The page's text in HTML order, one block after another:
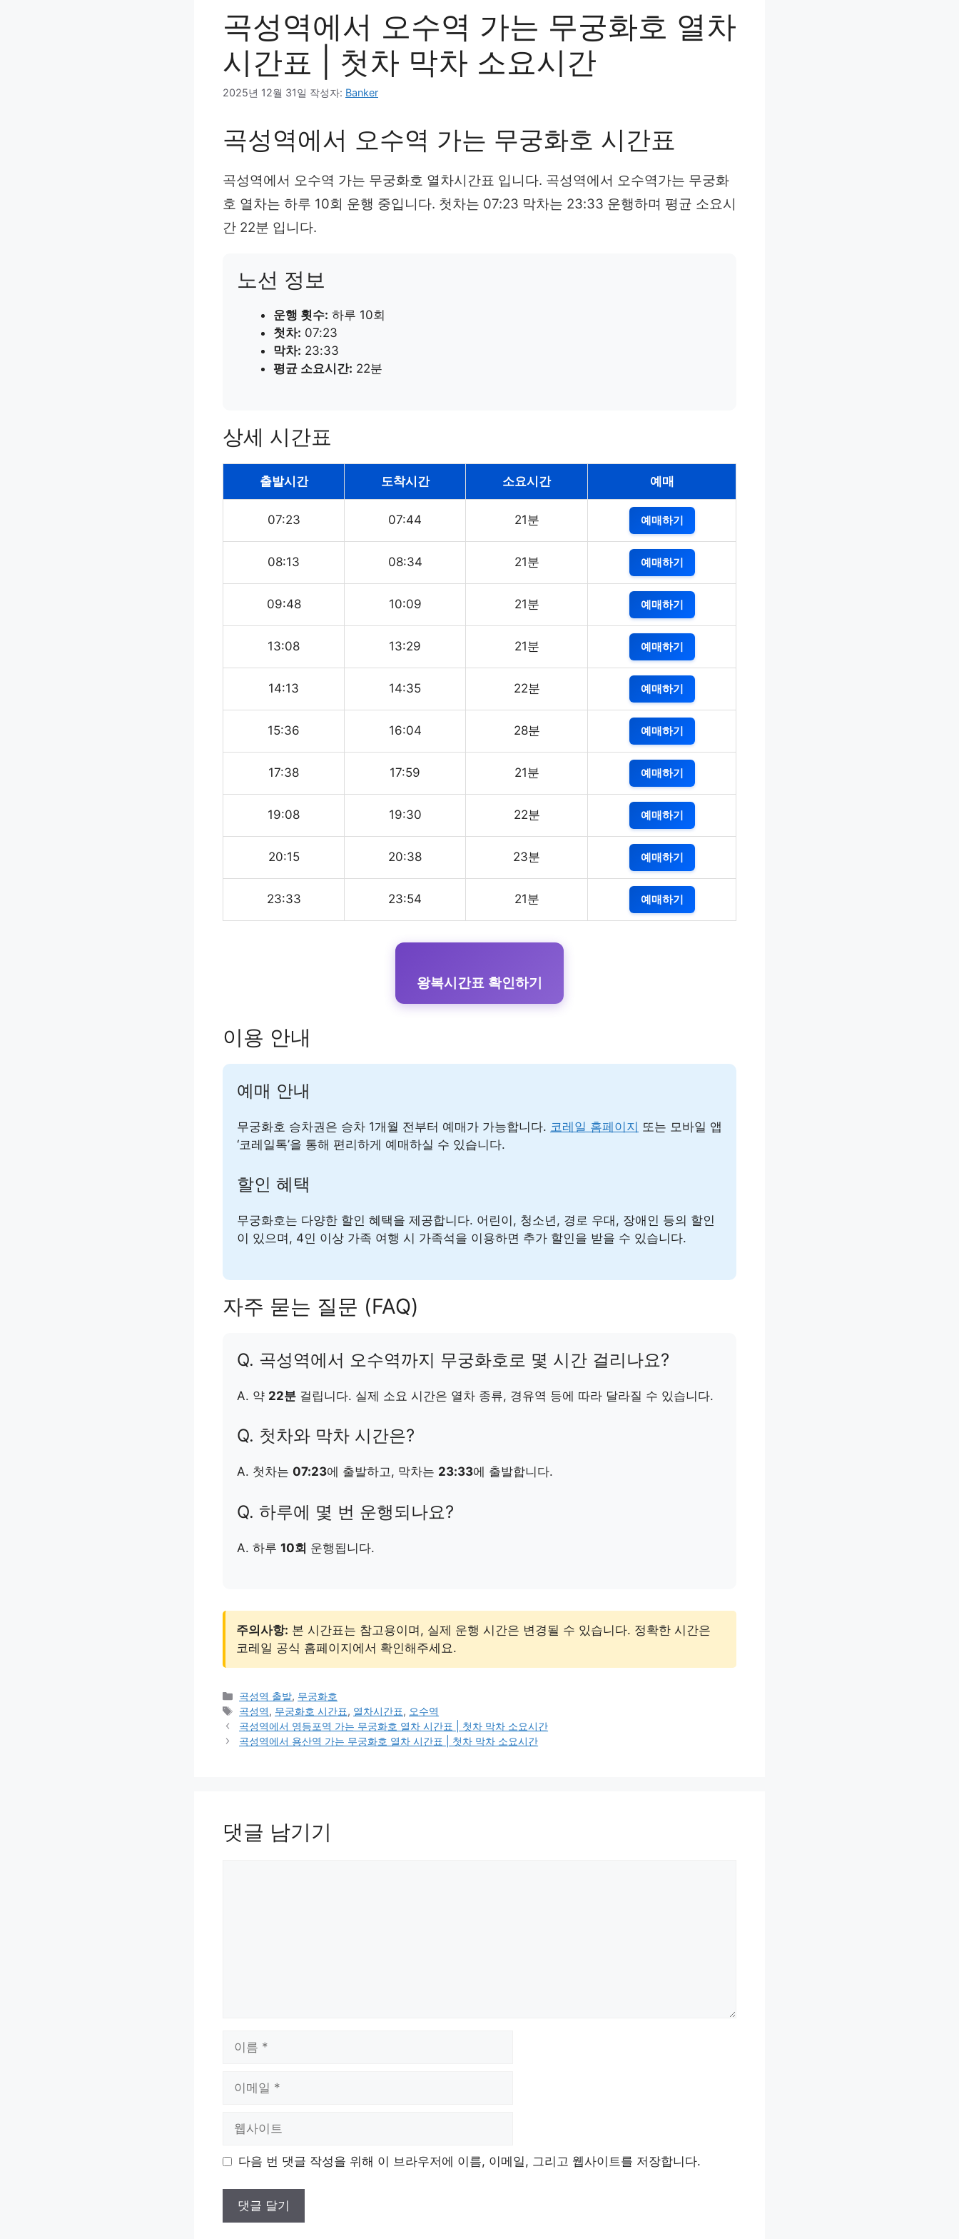
곡성역에서 오수역 가는 무궁화호 열차
시간표 | 첫차 막차 소요시간
2025년 12월 31일 작성자: Banker
곡성역에서 오수역 가는 무궁화호 시간표
곡성역에서 오수역 가는 무궁화호 열차시간표 입니다. 곡성역에서 오수역가는 무궁화
호 열차는 하루 10회 운행 중입니다. 첫차는 07:23 막차는 23:33 운행하며 평균 소요시
간 22분 입니다.
노선 정보
운행 횟수: 하루 10회
첫차: 07:23
막차: 23:33
평균 소요시간: 22분
상세 시간표
출발시간 도착시간 소요시간 예매
07:23 07:44 21분 예매하기
08:13 08:34 21분 예매하기
09:48 10:09 21분 예매하기
13:08 13:29 21분 예매하기
14:13 14:35 22분 예매하기
15:36 16:04 28분 예매하기
17:38 17:59 21분 예매하기
19:08 19:30 22분 예매하기
20:15 20:38 23분 예매하기
23:33 23:54 21분 예매하기
왕복시간표 확인하기
이용 안내
예매 안내
무궁화호 승차권은 승차 1개월 전부터 예매가 가능합니다. 코레일 홈페이지 또는 모바일 앱
‘코레일톡’을 통해 편리하게 예매하실 수 있습니다.
할인 혜택
무궁화호는 다양한 할인 혜택을 제공합니다. 어린이, 청소년, 경로 우대, 장애인 등의 할인
이 있으며, 4인 이상 가족 여행 시 가족석을 이용하면 추가 할인을 받을 수 있습니다.
자주 묻는 질문 (FAQ)
Q. 곡성역에서 오수역까지 무궁화호로 몇 시간 걸리나요?
A. 약 22분 걸립니다. 실제 소요 시간은 열차 종류, 경유역 등에 따라 달라질 수 있습니다.
Q. 첫차와 막차 시간은?
A. 첫차는 07:23에 출발하고, 막차는 23:33에 출발합니다.
Q. 하루에 몇 번 운행되나요?
A. 하루 10회 운행됩니다.
주의사항: 본 시간표는 참고용이며, 실제 운행 시간은 변경될 수 있습니다. 정확한 시간은
코레일 공식 홈페이지에서 확인해주세요.
카
테
고
리
곡성역 출발, 무궁화호
태
그
곡성역, 무궁화호 시간표, 열차시간표, 오수역
곡성역에서 영등포역 가는 무궁화호 열차 시간표 | 첫차 막차 소요시간
곡성역에서 용산역 가는 무궁화호 열차 시간표 | 첫차 막차 소요시간
댓글 남기기
이 다음 번 댓글 작성을 위해 이 브라우저에 이름, 이메일, 그리고 웹사이트를 저장합니다.